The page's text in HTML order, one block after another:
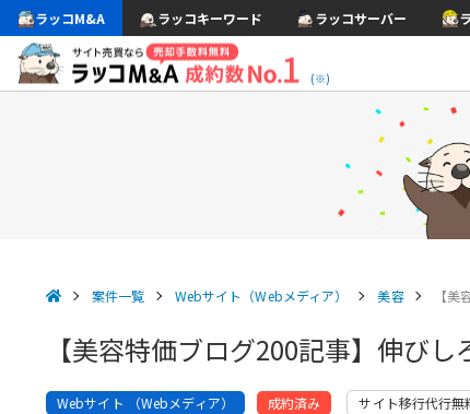
ラッコM&A ラッコキーワード ラッコサーバー
(※)
案件一覧 Webサイト（Webメディア） 美容 【
【美容特価ブログ200記事】伸びし
Webサイト （Webメディア） 成約済み サイト移行代行無